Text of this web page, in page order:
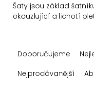
Šaty jsou základ
okouzlující a lichotí
aDoporučujeme
Nejprodávanější